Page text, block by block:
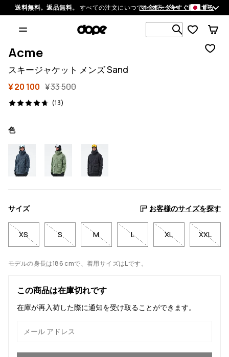
送料無料。返品無料。 すべての注文にいつでも対応。今すぐ購入する
マイオーダー JP
1 000以上
Acme
スキージャケット メンズ Sand
¥ 20 100 ¥ 33 500
(13)
13 レビュー, 4.7/5
色
サイズ お客様のサイズを探す
XS S M L XL XXL
モデルの身長は186 cmで、着用サイズはLです。
この商品は在庫切れです
在庫が再入荷した際に通知を受け取ることができます。